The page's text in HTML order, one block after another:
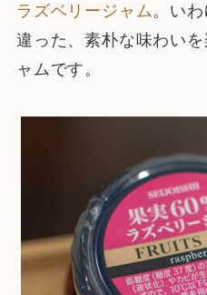
ラズベリージャム 。い
違った、素朴な味わい
ャムです。